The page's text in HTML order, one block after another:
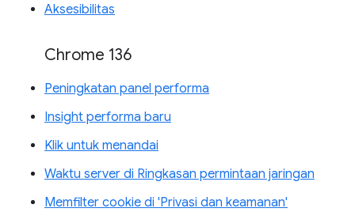
Aksesibilitas
Chrome 136
Peningkatan panel performa
Insight performa baru
Klik untuk menandai
Waktu server di Ringkasan permintaan jaringan
Memfilter cookie di 'Privasi dan keamanan'